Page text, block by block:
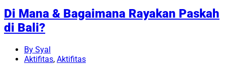
Di Mana & Bagaimana Rayakan Paskah
di Bali?
By Syal
Aktifitas, Aktifitas